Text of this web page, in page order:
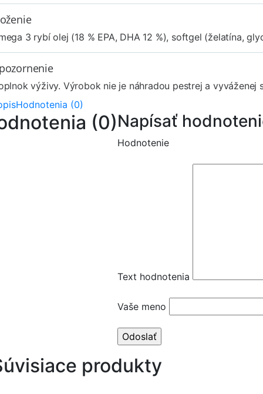
3 rybí olej (18 % EPA, DHA 12 %), softgel (želatína,
výživy. Výrobok nie je náhradou pestrej a
Hodnotenia (0)
(0)Napísať
Hodnotenie
Text hodnotenia
Vaše meno
produkty